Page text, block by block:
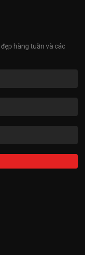
hàng tuần và các